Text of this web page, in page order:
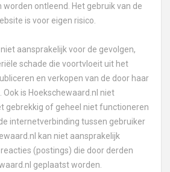
worden ontleend. Het gebruik van de
is voor eigen risico.
aansprakelijk voor de gevolgen,
schade die voortvloeit uit het
en verkopen van de door haar
is Hoekschewaard.nl niet
gebrekkig of geheel niet functioneren
internetverbinding tussen gebruiker
kan niet aansprakelijk
(postings) die door derden
geplaatst worden.